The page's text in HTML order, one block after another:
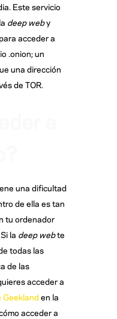
Este servicio
deep weby
acceder a
.onion; un
una dirección
de TOR.
una dificultad
de ella es tan
tu ordenador
la deep webte
todas las
de las
acceder a
Geeklanden la
acceder a